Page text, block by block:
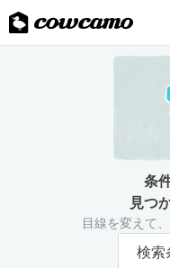
条
見つ
目線を変えて
検索